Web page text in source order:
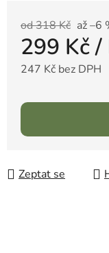
od 318 Kč až –6
299 Kč/
247 Kč bez DPH
Zeptat se